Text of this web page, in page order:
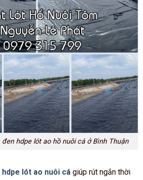
hdpe lót ao hồ nuôi cá ở Bình Thuận
hdpe lót ao nuôi cá giúp rút ngắn thời